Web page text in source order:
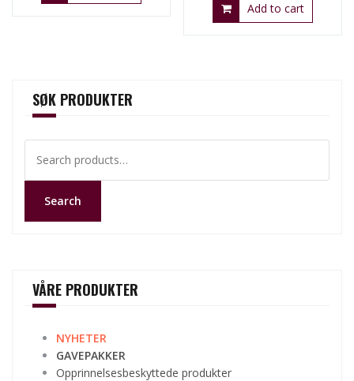
Add to cart
SØK PRODUKTER
for:
Search
VÅRE PRODUKTER
NYHETER
GAVEPAKKER
Opprinnelsesbeskyttede produkter